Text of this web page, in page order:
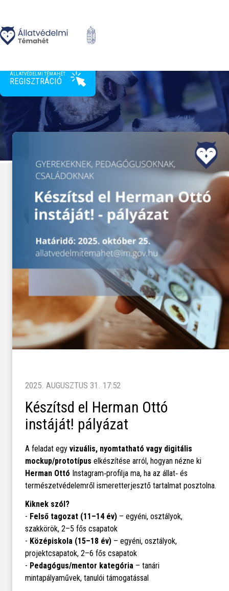
ÁLLATVÉDELMI TÉMAHÉT
REGISZTRÁCIÓ
2025. AUGUSZTUS 31. 17:52
Készítsd el Herman Ottó
instáját! pályázat
A feladat egy vizuális, nyomtatható vagy digitális
mockup/prototípus elkészítése arról, hogyan nézne ki
Herman Ottó Instagram‑profilja ma, ha az állat‑ és
természetvédelemről ismeretterjesztő tartalmat posztolna.
Kiknek szól?
- Felső tagozat (11–14 év)– egyéni, osztályok,
szakkörök, 2–5 fős csapatok
- Középiskola (15–18 év)– egyéni, osztályok,
projektcsapatok, 2–6 fős csapatok
- Pedagógus/mentor kategória– tanári
mintapályaművek, tanulói támogatással